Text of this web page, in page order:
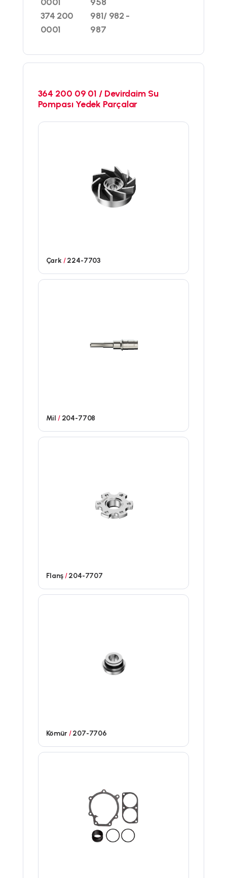
374 200
0001
981/ 982 -
987
364 200 09 01 / Devirdaim Su
Pompası Yedek Parçalar
Çark /224-7703
Mil /204-7708
Flanş/204-7707
Kömür/207-7706